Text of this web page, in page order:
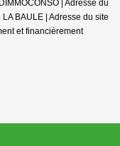
| Adresse du
BAULE | Adresse du site
et financièrement